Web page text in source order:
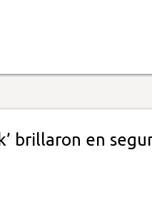
brillaron en